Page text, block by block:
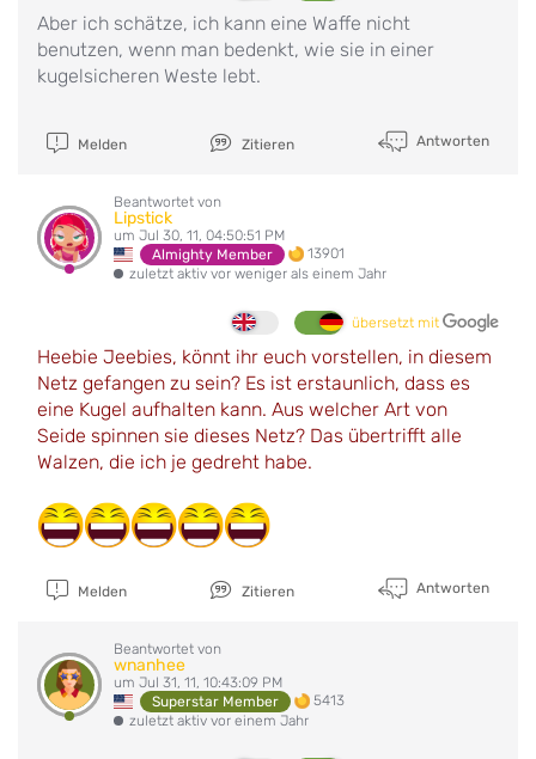
Aber ich schätze, ich kann eine Waffe nicht
benutzen, wenn man bedenkt, wie sie in einer
kugelsicheren Weste lebt.
Melden Zitieren Antworten
Beantwortet von
Lipstick
um Jul 30, 11, 04:50:51 PM
Almighty Member
13901
zuletzt aktiv vor weniger als einem Jahr
übersetzt mit
Heebie Jeebies, könnt ihr euch vorstellen, in diesem
Netz gefangen zu sein? Es ist erstaunlich, dass es
eine Kugel aufhalten kann. Aus welcher Art von
Seide spinnen sie dieses Netz? Das übertrifft alle
Walzen, die ich je gedreht habe.
Melden Zitieren Antworten
Beantwortet von
wnanhee
um Jul 31, 11, 10:43:09 PM
Superstar Member
5413
zuletzt aktiv vor einem Jahr